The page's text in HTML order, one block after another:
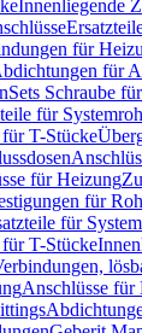
Innenliegende
für
für
Sets Schraube
für
T-Stücke
für Heizung
für
für
T-Stücke
Anschlüsse für